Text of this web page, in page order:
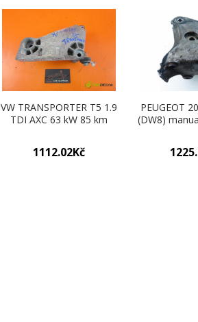
VW TRANSPORTER T5 1.9
TDI AXC 63 kW 85 km
038199207AF (Držáky
motoru)
1112.02Kč
PEUGEOT
(DW8)
motora